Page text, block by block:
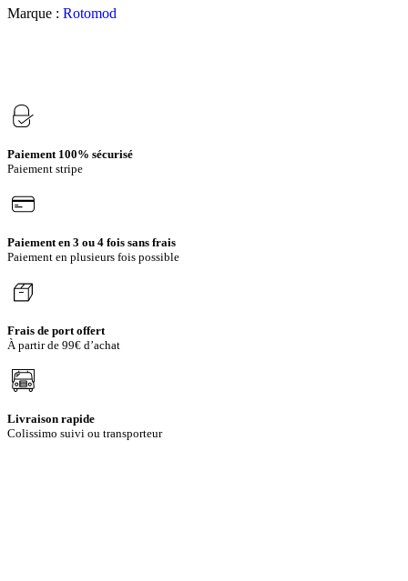
options
Marque : Rotomod
Paiement 100% sécurisé
Paiement stripe
Paiement en 3 ou 4 fois sans frais
Paiement en plusieurs fois possible
Frais de port offert
À partir de 99€ d’achat
Livraison rapide
Colissimo suivi ou transporteur